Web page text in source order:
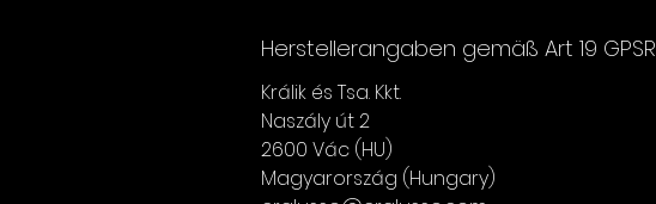
Herstellerangaben gemäß Art 19 GPSR
Králik és Tsa. Kkt.
Naszály út 2
2600 Vác (HU)
Magyarország (Hungary)